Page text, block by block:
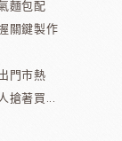
麵包配
關鍵製作
門市熱
搶著買...